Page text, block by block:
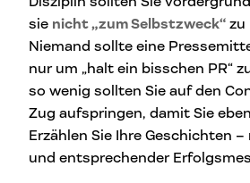
sie nicht „zum Selbstzweck“ zu
Niemand sollte eine
nur um „halt ein bisschen PR“
so wenig sollten Sie auf den
Zug aufspringen, damit Sie
Erzählen Sie Ihre Geschichten
und entsprechender